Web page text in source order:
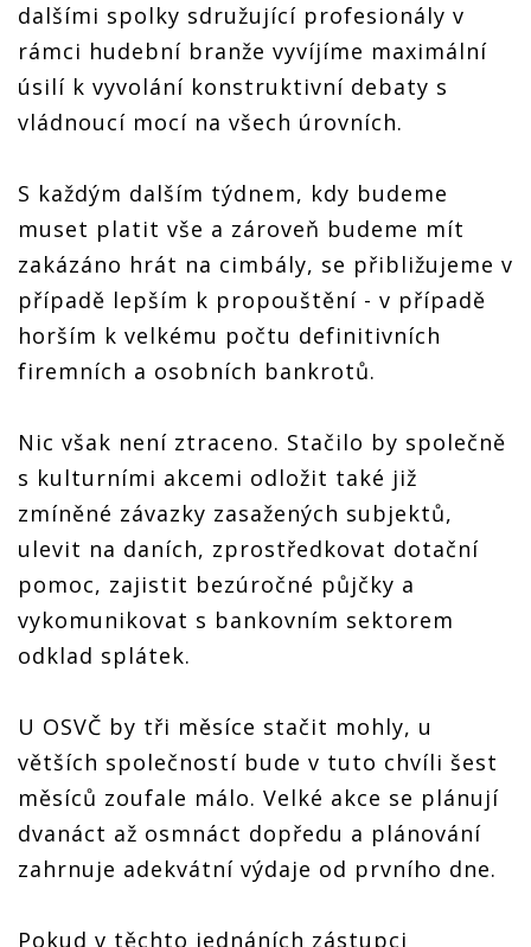
dalšími spolky sdružující profesionály v
rámci hudební branže vyvíjíme maximální
úsilí k vyvolání konstruktivní debaty s
vládnoucí mocí na všech úrovních.
S každým dalším týdnem, kdy budeme
muset platit vše a zároveň budeme mít
zakázáno hrát na cimbály, se přibližujeme v
případě lepším k propouštění - v případě
horším k velkému počtu definitivních
firemních a osobních bankrotů.
Nic však není ztraceno. Stačilo by společně
s kulturními akcemi odložit také již
zmíněné závazky zasažených subjektů,
ulevit na daních, zprostředkovat dotační
pomoc, zajistit bezúročné půjčky a
vykomunikovat s bankovním sektorem
odklad splátek.
U OSVČ by tři měsíce stačit mohly, u
větších společností bude v tuto chvíli šest
měsíců zoufale málo. Velké akce se plánují
dvanáct až osmnáct dopředu a plánování
zahrnuje adekvátní výdaje od prvního dne.
Pokud v těchto jednáních zástupci